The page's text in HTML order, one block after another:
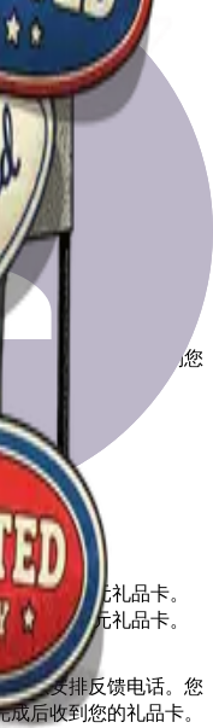
准备，从登记到找到您
得50美元礼品卡。
得50美元礼品卡。
系以安排反馈电话。您
后收到您的礼品卡。